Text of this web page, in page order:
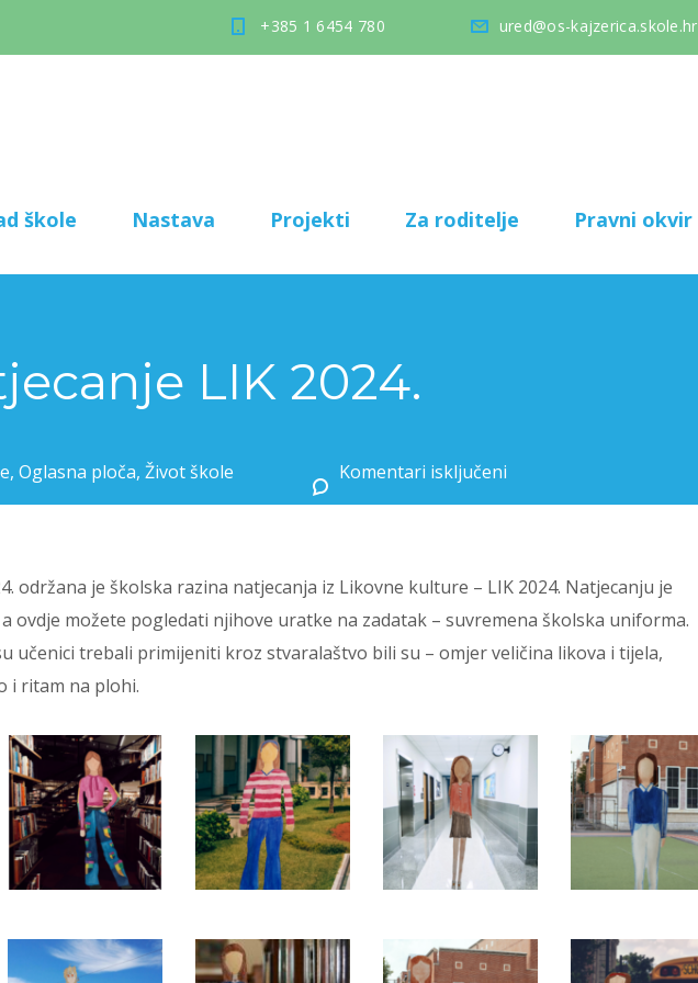
+385 1 6454 780 ured@os-kajzerica.skole.hr
škole Nastava Projekti Za roditelje Pravni okvir
LIK 2024.
, Oglasna ploča, Život škole Komentari isključeni
održana je školska razina natjecanja iz Likovne kulture – LIK 2024. Natjecanju je
ovdje možete pogledati njihove uratke na zadatak – suvremena školska uniforma.
učenici trebali primijeniti kroz stvaralaštvo bili su – omjer veličina likova i tijela,
i ritam na plohi.